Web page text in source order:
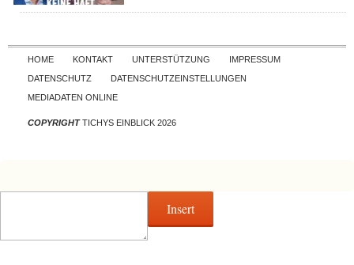
Skip to content
HOME KONTAKT UNTERSTÜTZUNG
IMPRESSUM
DATENSCHUTZ
DATENSCHUTZEINSTELLUNGEN
MEDIADATEN ONLINE
COPYRIGHTTICHYS EINBLICK 2026
Insert